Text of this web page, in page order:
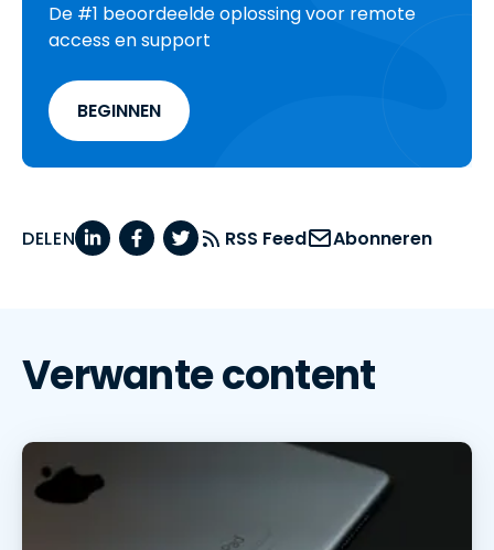
De #1 beoordeelde oplossing voor remote
access en support
BEGINNEN
DELEN RSS Feed Abonneren
Verwante content